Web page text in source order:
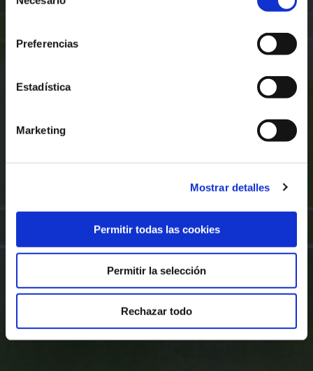
Preferencias
Estadística
Marketing
Mostrar detalles
Permitir todas las cookies
Permitir la selección
Rechazar todo